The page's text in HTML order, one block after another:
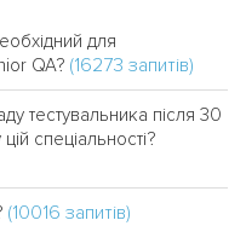
для
QA? (16273 запитів)
тестувальника після 30
спеціальності?
(10016 запитів)